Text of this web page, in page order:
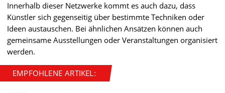
Innerhalb dieser Netzwerke kommt es auch dazu, dass
Künstler sich gegenseitig über bestimmte Techniken oder
Ideen austauschen. Bei ähnlichen Ansätzen können auch
gemeinsame Ausstellungen oder Veranstaltungen organisiert
werden.
EMPFOHLENE ARTIKEL: